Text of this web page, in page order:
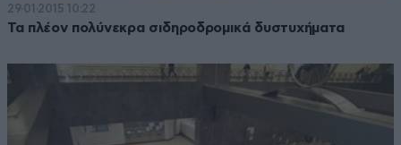
29·01·2015 10:22
Τα πλέον πολύνεκρα σιδηροδρομικά δυστυχήματα